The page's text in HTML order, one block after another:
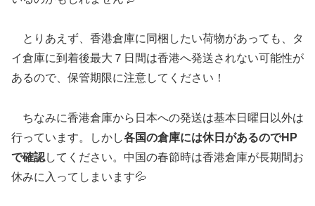
とりあえず、香港倉庫に同梱したい荷物があっても、タ
イ倉庫に到着後最大７日間は香港へ発送されない可能性が
あるので、保管期限に注意してください！
ちなみに香港倉庫から日本への発送は基本日曜日以外は
行っています。しかし各国の倉庫には休日があるのでHP
で確認してください。中国の春節時は香港倉庫が長期間お
休みに入ってしまいます💦